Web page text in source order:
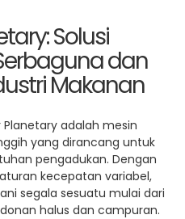
Solusi
dan
Makanan
Planetary adalah mesin
yang dirancang untuk
pengadukan. Dengan
kecepatan variabel,
segala sesuatu mulai dari
halus dan campuran.